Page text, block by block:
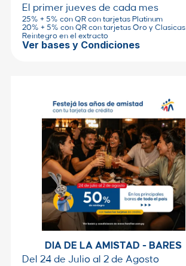
El primer jueves de cada mes
25% + 5% con QR con tarjetas Platinum
20% + 5% con QR con tarjetas Oro y Clasicas
Reintegro en el extracto
Ver bases y Condiciones
DIA DE LA AMISTAD - BARES
Del 24 de Julio al 2 de Agosto